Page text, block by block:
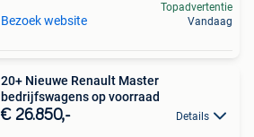
Bezoek website
Topadvertentie
Vandaag
20+ Nieuwe Renault Master
bedrijfswagens op voorraad
€ 26.850,- Details